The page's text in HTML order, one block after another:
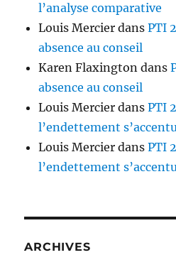
l’analyse comparative
Louis Mercier dansPTI
absence au conseil
Karen Flaxington dans
absence au conseil
Louis Mercier dansPTI
l’endettement
Louis Mercier dansPTI
l’endettement
ARCHIVES